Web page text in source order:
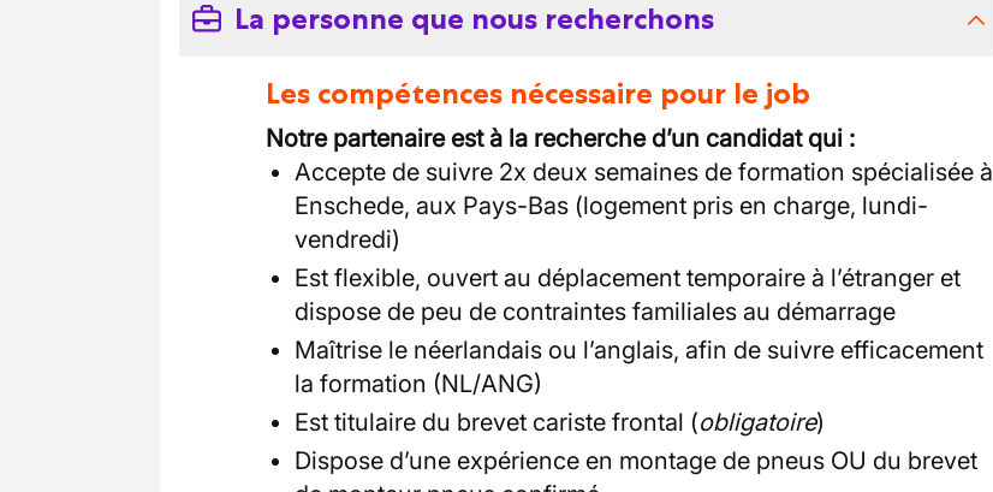
La personne que nous recherchons
Les compétences nécessaire pour le job
Notre partenaire est à la recherche d’un candidat qui :
Accepte de suivre 2x deux semaines de formation spécialisée à
Enschede, aux Pays-Bas (logement pris en charge, lundi-
vendredi)
Est flexible, ouvert au déplacement temporaire à l’étranger et
dispose de peu de contraintes familiales au démarrage
Maîtrise le néerlandais ou l’anglais, afin de suivre efficacement
la formation (NL/ANG)
Est titulaire du brevet cariste frontal (obligatoire)
Dispose d’une expérience en montage de pneus OU du brevet